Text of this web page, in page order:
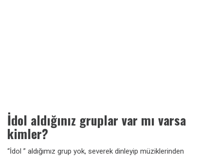
İdol aldığınız gruplar var mı varsa
kimler?
“İdol ” aldığımız grup yok, severek dinleyip müziklerinden